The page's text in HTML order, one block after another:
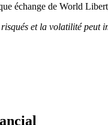
échange de World
et la volatilité peut